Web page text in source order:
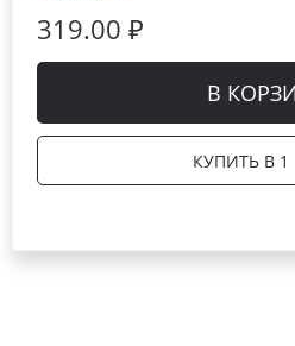
319.00 ₽
В
КУПИТЬ В